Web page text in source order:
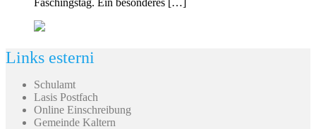
Links esterni
Schulamt
Lasis Postfach
Online Einschreibung
Gemeinde Kaltern